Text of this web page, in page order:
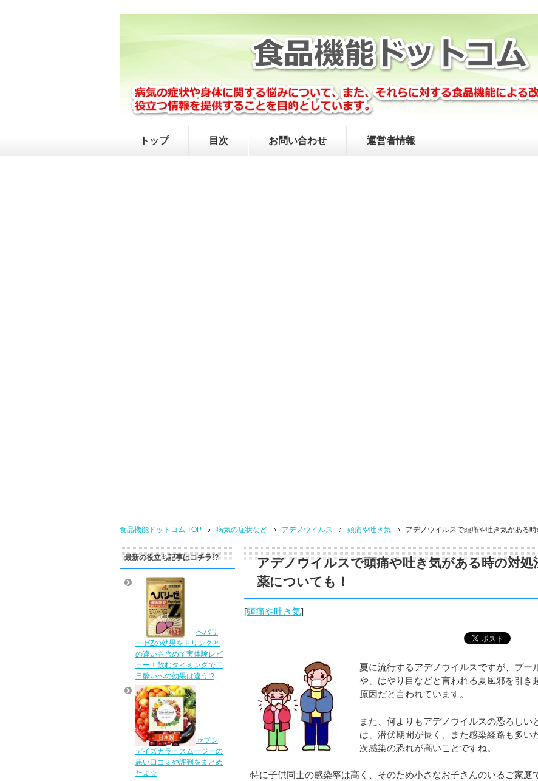
トップ 目次 お問い合わせ 運営者情報
食品機能ドットコム TOP 病気の症状など アデノウイルス 頭痛や吐き気 アデノウイルスで頭痛や吐き気がある
アデノウイルスで頭痛や吐き気がある時の対処
薬についても！
[頭痛や吐き気]
夏に流行するアデノウイルスですが、プー
や、はやり目などと言われる夏風邪を引き
原因だと言われています。
また、何よりもアデノウイルスの恐ろしい
は、潜伏期間が長く、また感染経路も多い
次感染の恐れが高いことですね。
特に子供同士の感染率は高く、そのため小さなお子さんのいるご家庭
最新の役立ち記事はコチラ!?
ヘパリ
ーゼZの効果をドリンクと
の違いも含めて実体験レビ
ュー！飲むタイミングで二
日酔いへの効果は違う!?
セブン
デイズカラースムージーの
悪い口コミや評判をまとめ
たよ☆